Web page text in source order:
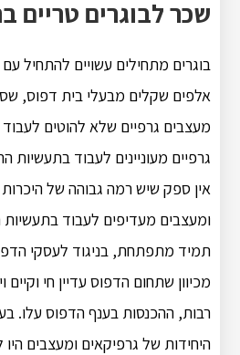
שכר לבוגרים טריים
בוגרים מתחילים עשויים להתחיל
אלפים שקלים מבעלי בית דפוס,
מעצבים גרפיים שלא להוטים
גרפיים מעוניינים לעבוד בתעשיות
אין ספק שיש רמה גבוהה של היכרות
ומעצבים מעדיפים לעבוד בתעשיות
תמיד מתפתחת, בניגוד לעסקי
מכיוון שתחום הדפוס עדיין חי וקיים
רבות, ההכנסות בענף הדפוס עלו.
היחידות של גרפיקאים ומעצבים